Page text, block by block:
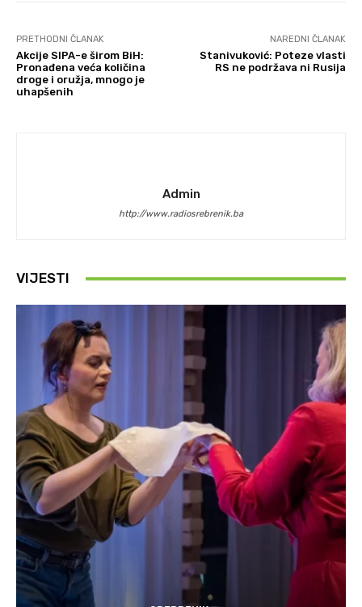
PRETHODNI ČLANAK
Akcije SIPA-e širom BiH:
Pronađena veća količina
droge i oružja, mnogo je
uhapšenih
NAREDNI ČLANAK
Stanivuković: Poteze vlasti
RS ne podržava ni Rusija
Admin
http://www.radiosrebrenik.ba
VIJESTI